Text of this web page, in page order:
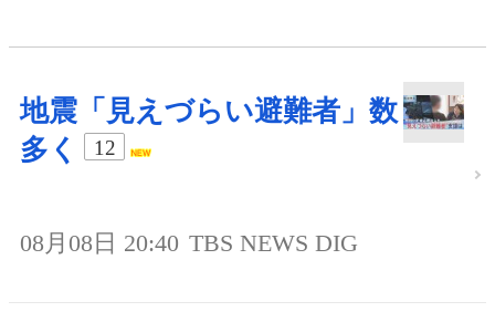
地震「見えづらい避難者」数
多く
12
08月08日 20:40 TBS NEWS DIG